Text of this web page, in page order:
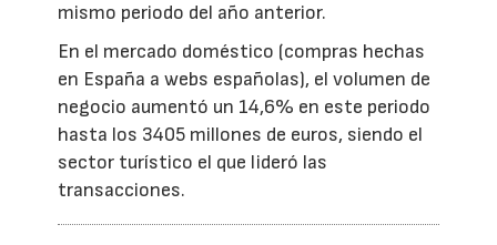
mismo periodo del año anterior.
En el mercado doméstico (compras hechas
en España a webs españolas), el volumen de
negocio aumentó un 14,6% en este periodo
hasta los 3405 millones de euros, siendo el
sector turístico el que lideró las
transacciones.